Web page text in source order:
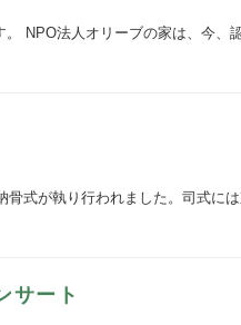
NPO法人オリーブの家は、今、
骨式が執り行われました。司式に
サート